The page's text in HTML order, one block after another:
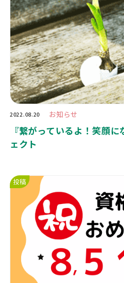
2022.08.20 お知らせ
『繋がっているよ！笑顔
ェクト
投稿